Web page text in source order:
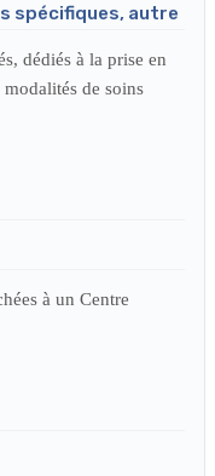
spécifiques, autre
dédiés à la prise en
de soins
à un Centre